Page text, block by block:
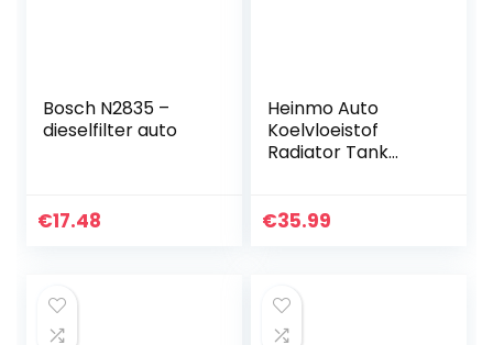
Bosch N2835 –
dieselfilter auto
€17.48
Heinmo Auto
Koelvloeistof
Radiator Tank
Overloop Expansie
€35.99